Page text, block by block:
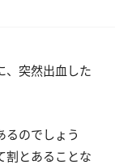
、突然出血した
るのでしょう
とあることな